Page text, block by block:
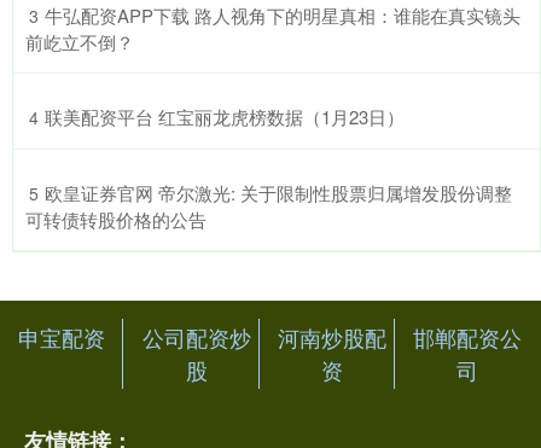
3 ​牛弘配资APP下载 路人视角下的明星真相：谁能在真实镜头
前屹立不倒？
4 ​联美配资平台 红宝丽龙虎榜数据（1月23日）
5 ​欧皇证券官网 帝尔激光: 关于限制性股票归属增发股份调整
可转债转股价格的公告
申宝配资
公司配资炒
股
河南炒股配
资
邯郸配资公
司
友情链接：